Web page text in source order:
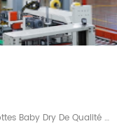
Couches-Culottes Baby Dry De Qualité Supérieure En Promotion ! Microfibre Ultra-Douce 3D Anti-Fuites Pour Une Absorption Et Une Respirabilité Optimales. Fournisseur En Gros.